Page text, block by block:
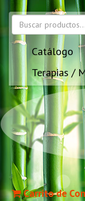
Catálogo
Terapias /
Carrito de